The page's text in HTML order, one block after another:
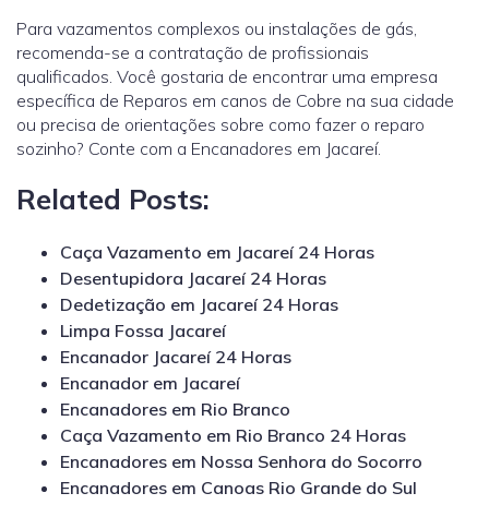
Para vazamentos complexos ou instalações de gás,
recomenda-se a contratação de profissionais
qualificados. Você gostaria de encontrar uma empresa
específica de Reparos em canos de Cobre na sua cidade
ou precisa de orientações sobre como fazer o reparo
sozinho? Conte com a Encanadores em Jacareí.
Related Posts:
Caça Vazamento em Jacareí 24 Horas
Desentupidora Jacareí 24 Horas
Dedetização em Jacareí 24 Horas
Limpa Fossa Jacareí
Encanador Jacareí 24 Horas
Encanador em Jacareí
Encanadores em Rio Branco
Caça Vazamento em Rio Branco 24 Horas
Encanadores em Nossa Senhora do Socorro
Encanadores em Canoas Rio Grande do Sul